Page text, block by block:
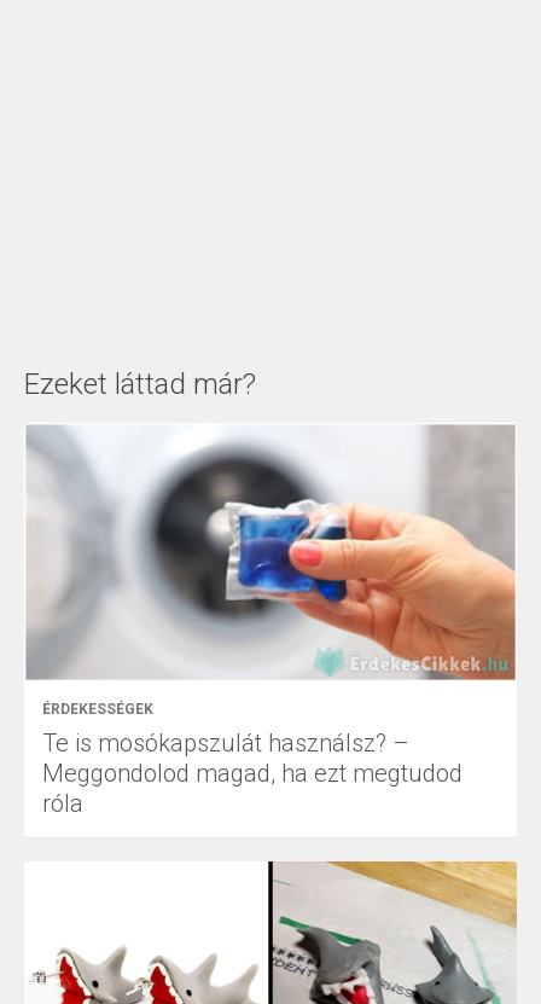
Ezeket láttad már?
ÉRDEKESSÉGEK
Te is mosókapszulát használsz? –
Meggondolod magad, ha ezt megtudod
róla